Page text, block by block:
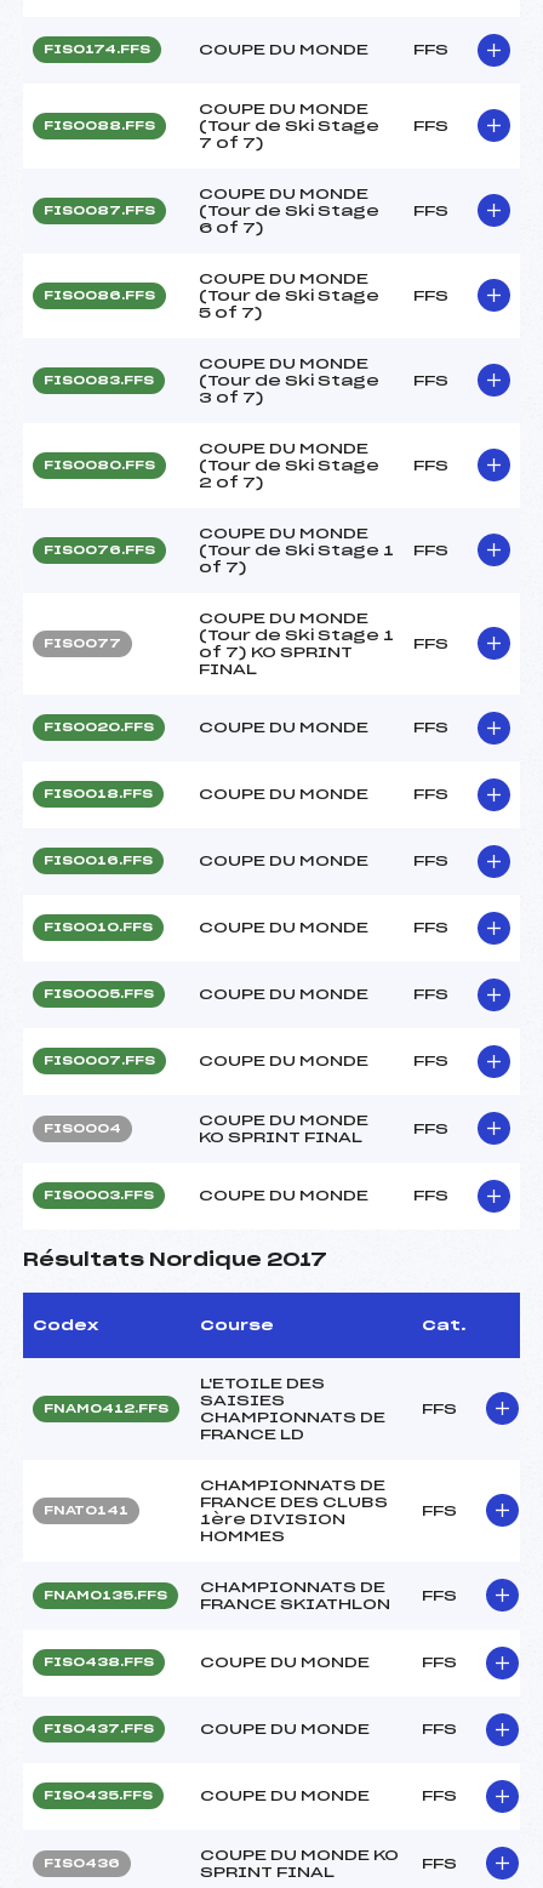
FIS0174.FFS COUPE DU MONDE FFS
FIS0088.FFS
COUPE DU MONDE
(Tour de Ski Stage
7 of 7)
FFS
FIS0087.FFS
COUPE DU MONDE
(Tour de Ski Stage
6 of 7)
FFS
FIS0086.FFS
COUPE DU MONDE
(Tour de Ski Stage
5 of 7)
FFS
FIS0083.FFS
COUPE DU MONDE
(Tour de Ski Stage
3 of 7)
FFS
FIS0080.FFS
COUPE DU MONDE
(Tour de Ski Stage
2 of 7)
FFS
FIS0076.FFS
COUPE DU MONDE
(Tour de Ski Stage 1
of 7)
FFS
FIS0077
COUPE DU MONDE
(Tour de Ski Stage 1
of 7) KO SPRINT
FINAL
FFS
FIS0020.FFS COUPE DU MONDE FFS
FIS0018.FFS COUPE DU MONDE FFS
FIS0016.FFS COUPE DU MONDE FFS
FIS0010.FFS COUPE DU MONDE FFS
FIS0005.FFS COUPE DU MONDE FFS
FIS0007.FFS COUPE DU MONDE FFS
FIS0004
COUPE DU MONDE
KO SPRINT FINAL
FFS
FIS0003.FFS COUPE DU MONDE FFS
Résultats Nordique 2017
Codex Course Cat.
FNAM0412.FFS
L'ETOILE DES
SAISIES
CHAMPIONNATS DE
FRANCE LD
FFS
FNAT0141
CHAMPIONNATS DE
FRANCE DES CLUBS
1ère DIVISION
HOMMES
FFS
FNAM0135.FFS
CHAMPIONNATS DE
FRANCE SKIATHLON
FFS
FIS0438.FFS COUPE DU MONDE FFS
FIS0437.FFS COUPE DU MONDE FFS
FIS0435.FFS COUPE DU MONDE FFS
FIS0436
COUPE DU MONDE KO
SPRINT FINAL
FFS